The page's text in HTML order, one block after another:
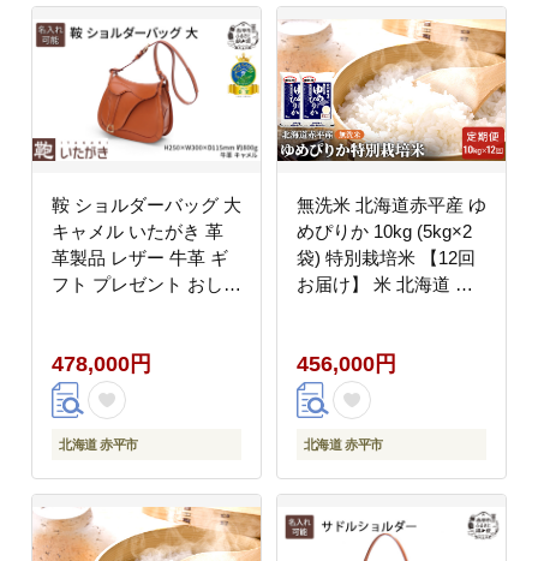
鞍 ショルダーバッグ 大
キャメル いたがき 革
革製品 レザー 牛革 ギ
フト プレゼント おしゃ
478,000円
北海道 赤平市
無洗米 北海道赤平産 ゆ
めぴりか 10kg (5kg×2
袋) 特別栽培米 【12回
お届け】 米 北海道 定
456,000円
北海道 赤平市